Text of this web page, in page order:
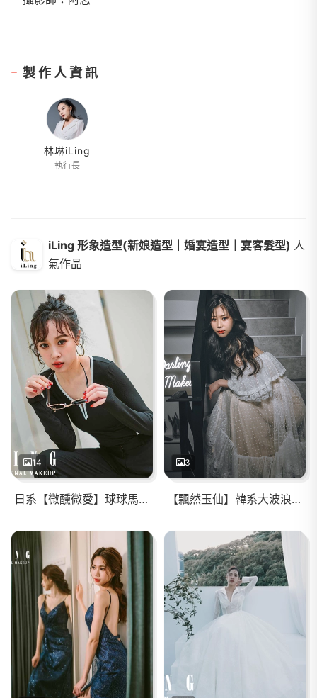
製作人資訊
林琳iLing
執行長
iLing 形象造型(新娘造型｜婚宴造型｜宴客髮型) 人
氣作品
14
日系【微醺微愛】球球馬尾/暖系眼妝
3
【飄然玉仙】韓系大波浪/亮色系橘色調唇彩